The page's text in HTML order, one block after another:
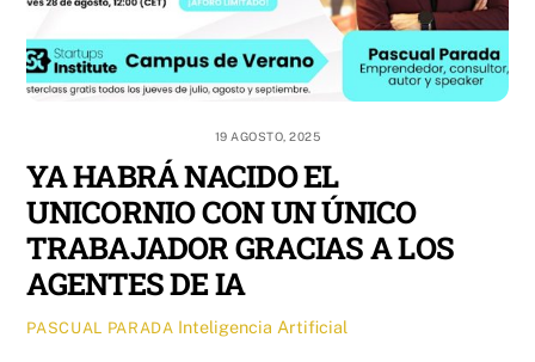
19 AGOSTO, 2025
YA HABRÁ NACIDO EL
UNICORNIO CON UN ÚNICO
TRABAJADOR GRACIAS A LOS
AGENTES DE IA
PASCUAL PARADA Inteligencia Artificial